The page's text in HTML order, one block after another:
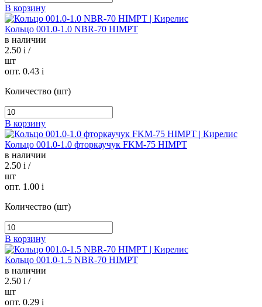
В корзину
Кольцо 001.0-1.0 NBR-70 HIMPT
в наличии
2.50 i /
шт
опт. 0.43 i
Количество (шт)
В корзину
Кольцо 001.0-1.0 фторкаучук FKM-75 HIMPT
в наличии
2.50 i /
шт
опт. 1.00 i
Количество (шт)
В корзину
Кольцо 001.0-1.5 NBR-70 HIMPT
в наличии
2.50 i /
шт
опт. 0.29 i